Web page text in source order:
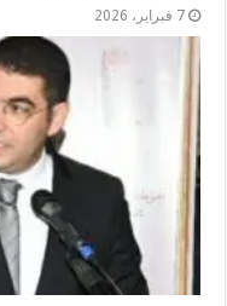
7 فبراير، 2026